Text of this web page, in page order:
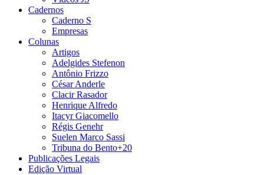
Cadernos
Caderno S
Empresas
Colunas
Artigos
Adelgides Stefenon
Antônio Frizzo
César Anderle
Clacir Rasador
Henrique Alfredo
Itacyr Giacomello
Régis Genehr
Suelen Marco Sassi
Tribuna do Bento+20
Publicações Legais
Edição Virtual